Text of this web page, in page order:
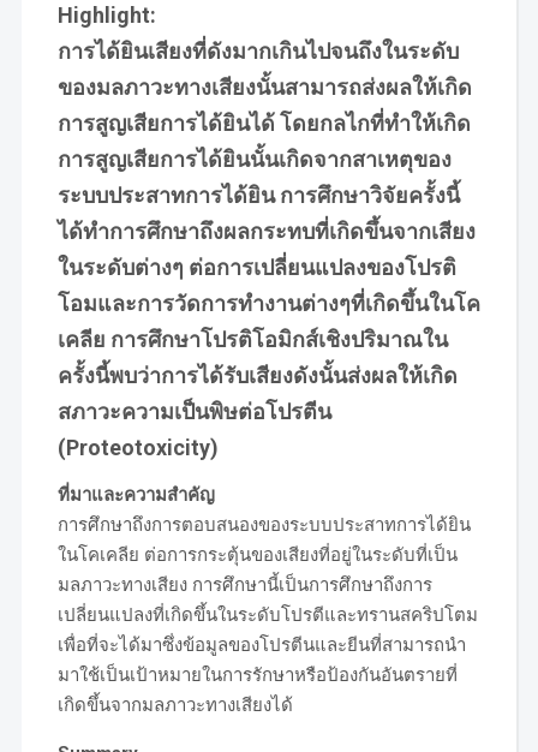
Highlight:
การได้ยินเสียงที่ดังมากเกินไปจนถึงในระดับ
ของมลภาวะทางเสียงนั้นสามารถส่งผลให้เกิด
การสูญเสียการได้ยินได้ โดยกลไกที่ทำให้เกิด
การสูญเสียการได้ยินนั้นเกิดจากสาเหตุของ
ระบบประสาทการได้ยิน การศึกษาวิจัยครั้งนี้
ได้ทำการศึกษาถึงผลกระทบที่เกิดขึ้นจากเสียง
ในระดับต่างๆ ต่อการเปลี่ยนแปลงของโปรติ
โอมและการวัดการทำงานต่างๆที่เกิดขึ้นในโค
เคลีย การศึกษาโปรติโอมิกส์เชิงปริมาณใน
ครั้งนี้พบว่าการได้รับเสียงดังนั้นส่งผลให้เกิด
สภาวะความเป็นพิษต่อโปรตีน
(Proteotoxicity)
ที่มาและความสำคัญ
การศึกษาถึงการตอบสนองของระบบประสาทการได้ยิน
ในโคเคลีย ต่อการกระตุ้นของเสียงที่อยู่ในระดับที่เป็น
มลภาวะทางเสียง การศึกษานี้เป็นการศึกษาถึงการ
เปลี่ยนแปลงที่เกิดขึ้นในระดับโปรตีและทรานสคริปโตม
เพื่อที่จะได้มาซึ่งข้อมูลของโปรตีนและยีนที่สามารถนำ
มาใช้เป็นเป้าหมายในการรักษาหรือป้องกันอันตรายที่
เกิดขึ้นจากมลภาวะทางเสียงได้